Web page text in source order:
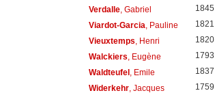
Verdalle, Gabriel 1845
Viardot-Garcia, Pauline 1821
Vieuxtemps, Henri 1820
Walckiers, Eugène 1793
Waldteufel , Emile 1837
Widerkehr, Jacques 1759